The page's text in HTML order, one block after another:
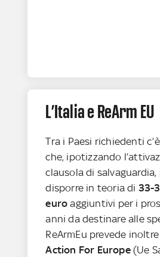
L’Italia e ReArm EU
Tra i Paesi richiedenti
che, ipotizzando
clausola di
disporre in teoria di 33-
euro aggiuntivi per i
anni da destinare alle
ReArmEu prevede
Action For Europe(Ue